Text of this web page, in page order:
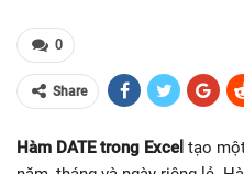
0
Share
Hàm DATE trong Excel tạo